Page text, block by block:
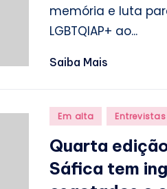
memória e luta
LGBTQIAP+ ao...
Saiba Mais
Posted
Em alta Entrevistas
Quarta
Sáfica tem